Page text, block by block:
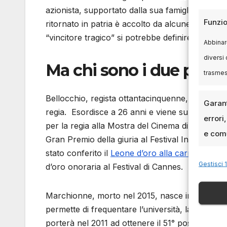
diversi
e
Gestisci
azionista, supportato dalla sua famiglia.
ritornato in patria è accolto da alcune
“vincitore tragico” si potrebbe definire alla fine
Ma chi sono i due
Bellocchio, regista ottantacinquenne, è uno
regia. Esordisce a 26 anni e viene subito
per la regia alla Mostra del Cinema di Venezia
Gran Premio della giuria al Festival
stato conferito il Leone d’oro alla carriera
d’oro onoraria al Festival di Cannes.
Marchionne, morto nel 2015, nasce in
permette di frequentare l’università,
porterà nel 2011 ad ottenere il 51° posto nella